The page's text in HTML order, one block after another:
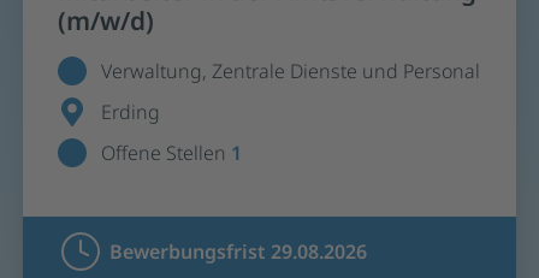
(m/w/d)
Verwaltung, Zentrale Dienste und Personal
Erding
Offene Stellen 1
Bewerbungsfrist 29.08.2026